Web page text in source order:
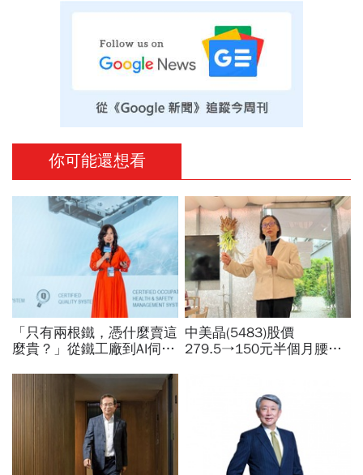
你可能還想看
「只有兩根鐵，憑什麼賣這
麼貴？」從鐵工廠到AI伺服
城河創造超高毛利率
中美晶(5483)股價
279.5→150元半個月腰